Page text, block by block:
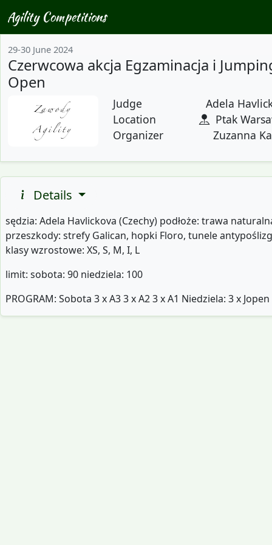
Agility Competitions
29-30 June 2024
Czerwcowa akcja Egzaminacja i
Open
Judge
Adela
Location
Ptak
Organizer
Zuzanna
Details
sędzia: Adela Havlickova (Czechy) podłoże: trawa
przeszkody: strefy Galican, hopki Floro, tunele
klasy wzrostowe: XS, S, M, I, L
limit: sobota: 90 niedziela: 100
PROGRAM: Sobota 3 x A3 3 x A2 3 x A1 Niedziela: 3 x Jopen